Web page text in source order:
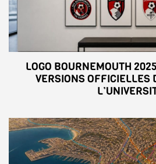
LOGO BOURNEMOUTH
VERSIONS OFFICIELLES